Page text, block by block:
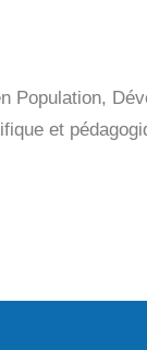
Population,
et